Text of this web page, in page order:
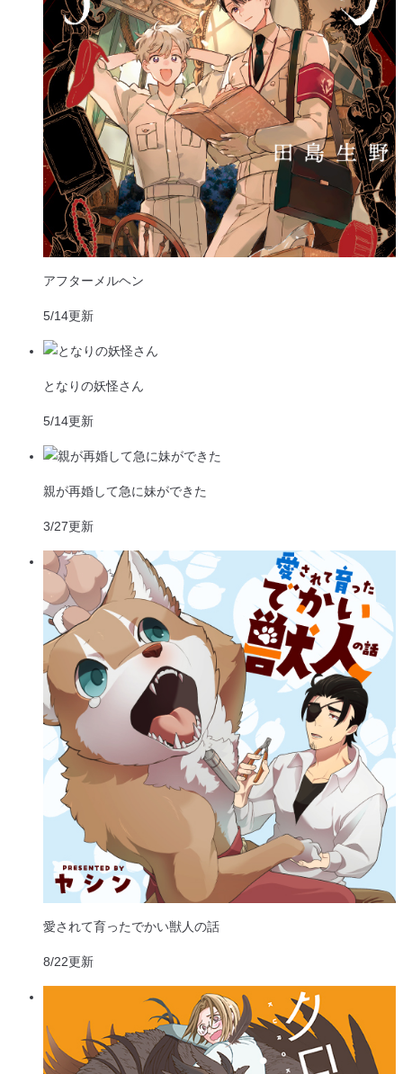
アフターメルヘン
5/14更新
となりの妖怪さん
5/14更新
親が再婚して急に妹ができた
3/27更新
愛されて育ったでかい獣人の話
8/22更新